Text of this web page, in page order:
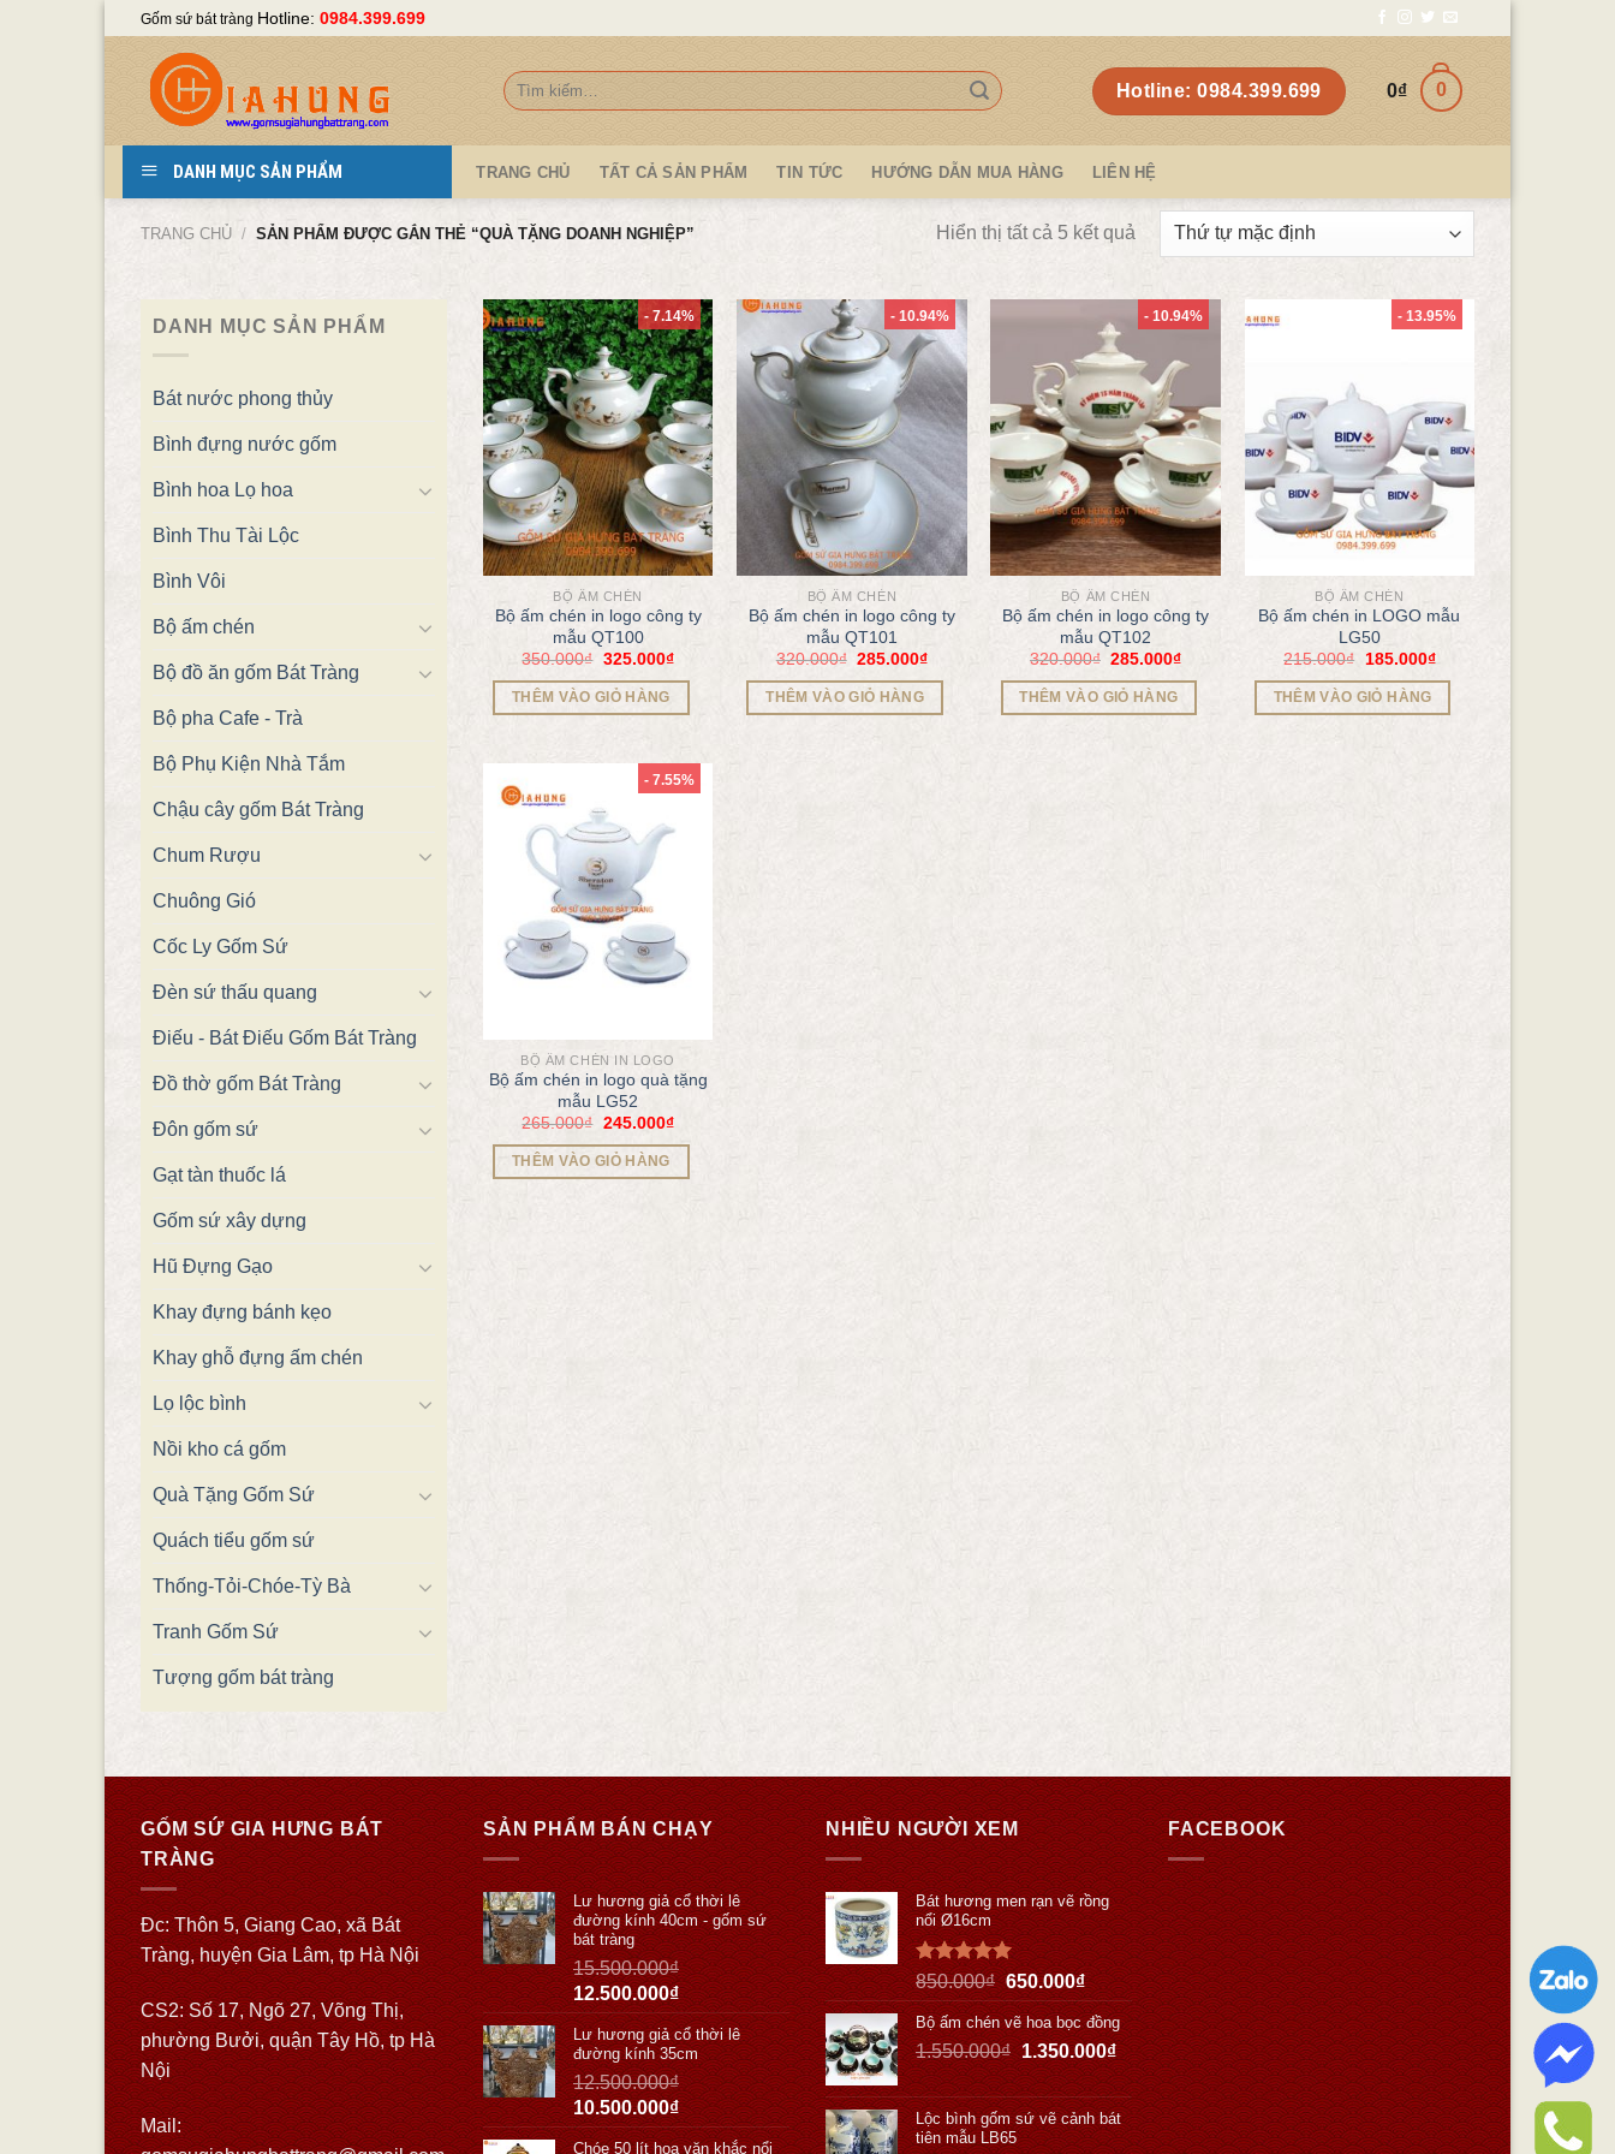
Skip
content
Gốm sứ bát tràng Hotline: 0984.399.699
Tìm
kiếm:
Hotline: 0984.399.699 0₫ 0
DANH MỤC SẢN PHẨM TRANG CHỦ TẤT CẢ SẢN PHẨM TIN TỨC HƯỚNG DẪN MUA HÀNG LIÊN HỆ
TRANG CHỦ / SẢN PHẨM ĐƯỢC GẮN THẺ “QUÀ TẶNG DOANH NGHIỆP” Hiển thị tất cả 5 kết quả
DANH MỤC SẢN PHẨM
Bát nước phong thủy
Bình đựng nước gốm
Bình hoa Lọ hoa
Bình Thu Tài Lộc
Bình Vôi
Bộ ấm chén
Bộ đồ ăn gốm Bát Tràng
Bộ pha Cafe - Trà
Bộ Phụ Kiện Nhà Tắm
Chậu cây gốm Bát Tràng
Chum Rượu
Chuông Gió
Cốc Ly Gốm Sứ
Đèn sứ thấu quang
Điếu - Bát Điếu Gốm Bát Tràng
Đồ thờ gốm Bát Tràng
Đôn gốm sứ
Gạt tàn thuốc lá
Gốm sứ xây dựng
Hũ Đựng Gạo
Khay đựng bánh kẹo
Khay ghỗ đựng ấm chén
Lọ lộc bình
Nồi kho cá gốm
Quà Tặng Gốm Sứ
Quách tiểu gốm sứ
Thống-Tỏi-Chóe-Tỳ Bà
Tranh Gốm Sứ
Tượng gốm bát tràng
- 7.14%
BỘ ẤM CHÉN
Bộ ấm chén in logo công ty
mẫu QT100
350.000₫ 325.000₫
THÊM VÀO GIỎ HÀNG
- 10.94%
BỘ ẤM CHÉN
Bộ ấm chén in logo công ty
mẫu QT101
320.000₫ 285.000₫
THÊM VÀO GIỎ HÀNG
- 10.94%
BỘ ẤM CHÉN
Bộ ấm chén in logo công ty
mẫu QT102
320.000₫ 285.000₫
THÊM VÀO GIỎ HÀNG
- 13.95%
BỘ ẤM CHÉN
Bộ ấm chén in LOGO mẫu
LG50
215.000₫ 185.000₫
THÊM VÀO GIỎ HÀNG
- 7.55%
BỘ ẤM CHÉN IN LOGO
Bộ ấm chén in logo quà tặng
mẫu LG52
265.000₫ 245.000₫
THÊM VÀO GIỎ HÀNG
GỐM SỨ GIA HƯNG BÁT
TRÀNG
Đc: Thôn 5, Giang Cao, xã Bát
Tràng, huyện Gia Lâm, tp Hà Nội
CS2: Số 17, Ngõ 27, Võng Thị,
phường Bưởi, quận Tây Hồ, tp Hà
Nội
Mail:
SẢN PHẨM BÁN CHẠY
Lư hương giả cổ thời lê
đường kính 40cm - gốm sứ
bát tràng
15.500.000₫
12.500.000₫
Lư hương giả cổ thời lê
đường kính 35cm
12.500.000₫
10.500.000₫
Chóe 50 lít hoa văn khắc nổi
NHIỀU NGƯỜI XEM
Bát hương men rạn vẽ rồng
nổi Ø16cm
Được xếp
hạng5.00
5 sao
850.000₫ 650.000₫
Bộ ấm chén vẽ hoa bọc đồng
1.550.000₫ 1.350.000₫
Lộc bình gốm sứ vẽ cảnh bát
tiên mẫu LB65
FACEBOOK